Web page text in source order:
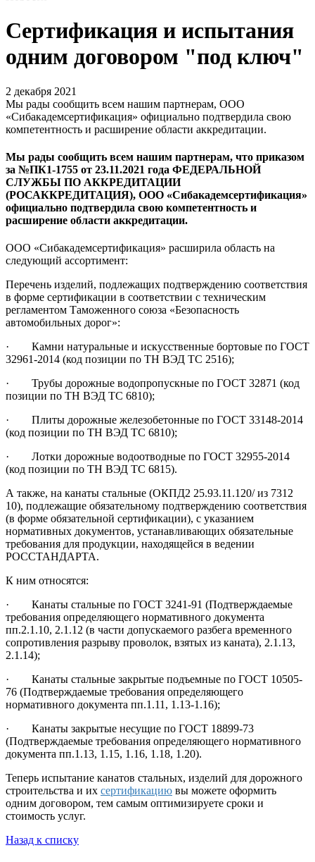
Сертификация и испытания
одним договором "под ключ"
2 декабря 2021
Мы рады сообщить всем нашим партнерам, ООО
«Сибакадемсертификация» официально подтвердила свою
компетентность и расширение области аккредитации.
Мы рады сообщить всем нашим партнерам, что приказом
за №ПК1-1755 от 23.11.2021 года ФЕДЕРАЛЬНОЙ
СЛУЖБЫ ПО АККРЕДИТАЦИИ
(РОСАККРЕДИТАЦИЯ), ООО «Сибакадемсертификация»
официально подтвердила свою компетентность и
расширение области аккредитации.
ООО «Сибакадемсертификация» расширила область на
следующий ассортимент:
Перечень изделий, подлежащих подтверждению соответствия
в форме сертификации в соответствии с техническим
регламентом Таможенного союза «Безопасность
автомобильных дорог»:
· Камни натуральные и искусственные бортовые по ГОСТ
32961-2014 (код позиции по ТН ВЭД ТС 2516);
· Трубы дорожные водопропускные по ГОСТ 32871 (код
позиции по ТН ВЭД ТС 6810);
· Плиты дорожные железобетонные по ГОСТ 33148-2014
(код позиции по ТН ВЭД ТС 6810);
· Лотки дорожные водоотводные по ГОСТ 32955-2014
(код позиции по ТН ВЭД ТС 6815).
А также, на канаты стальные (ОКПД2 25.93.11.120/ из 7312
10), подлежащие обязательному подтверждению соответствия
(в форме обязательной сертификации), с указанием
нормативных документов, устанавливающих обязательные
требования для продукции, находящейся в ведении
РОССТАНДАРТА.
К ним относятся:
· Канаты стальные по ГОСТ 3241-91 (Подтверждаемые
требования определяющего нормативного документа
пп.2.1.10, 2.1.12 (в части допускаемого разбега временного
сопротивления разрыву проволок, взятых из каната), 2.1.13,
2.1.14);
· Канаты стальные закрытые подъемные по ГОСТ 10505-
76 (Подтверждаемые требования определяющего
нормативного документа пп.1.11, 1.13-1.16);
· Канаты закрытые несущие по ГОСТ 18899-73
(Подтверждаемые требования определяющего нормативного
документа пп.1.13, 1.15, 1.16, 1.18, 1.20).
Теперь испытание канатов стальных, изделий для дорожного
строительства и их сертификацию вы можете оформить
одним договором, тем самым оптимизируете сроки и
стоимость услуг.
Назад к списку